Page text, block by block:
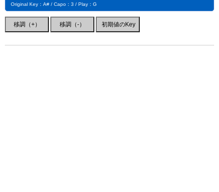
Original Key：A# / Capo：3 / Play：G